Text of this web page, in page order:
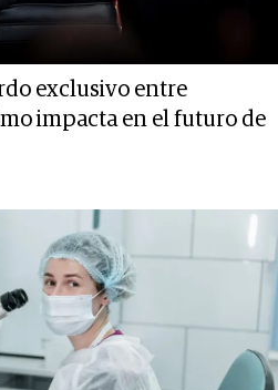
exclusivo entre
impacta en el futuro de